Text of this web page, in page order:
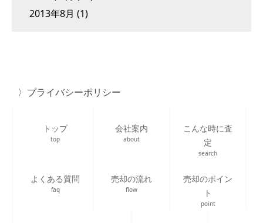
2013年8月 (1)
プライバシーポリシー
トップ
top
会社案内
about
こんな時に査
定
search
よくある質問
faq
売却の流れ
flow
売却のポイン
ト
point